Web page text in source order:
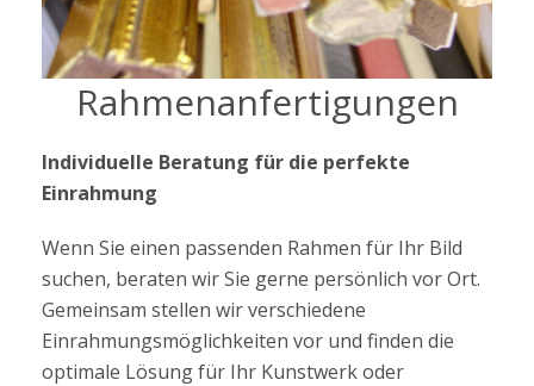
Rahmenanfertigungen
Individuelle Beratung für die perfekte
Einrahmung
Wenn Sie einen passenden Rahmen für Ihr Bild
suchen, beraten wir Sie gerne persönlich vor Ort.
Gemeinsam stellen wir verschiedene
Einrahmungsmöglichkeiten vor und finden die
optimale Lösung für Ihr Kunstwerk oder